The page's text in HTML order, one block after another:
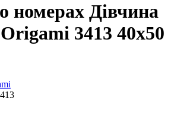
номерах Дівчина
Origami 3413 40x50